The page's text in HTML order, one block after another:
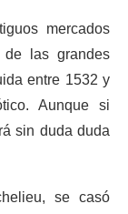
mercados
las grandes
entre 1532 y
Aunque si
sin duda duda
se casó